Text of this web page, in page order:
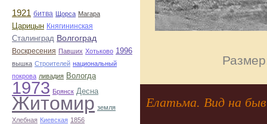
1921 битва Щорса Магара
Царицын Княгининская
Сталинград Волгоград
Воскресения Павших Хотьково 1996
вышка Строителей национальный
покрова ливадия Вологда
1973 Брянск Десна
Житомир земля
Хлебная Киевская 1856
Елатьма. Вид на